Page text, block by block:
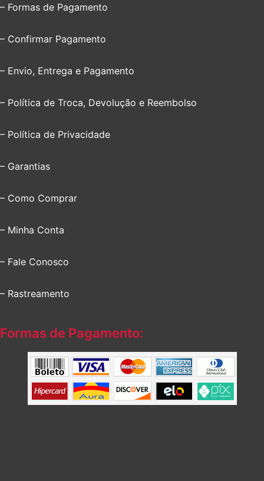
– Formas de Pagamento
– Confirmar Pagamento
– Envio, Entrega e Pagamento
– Política de Troca, Devolução e Reembolso
– Política de Privacidade
– Garantias
– Como Comprar
– Minha Conta
– Fale Conosco
– Rastreamento
Formas de Pagamento: